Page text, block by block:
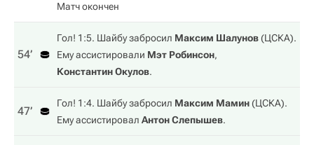
Матч окончен
54‎’‎
Гол! 1:5. Шайбу забросил Максим Шалунов(ЦСКА).
Ему ассистировали Мэт Робинсон,
Константин Окулов.
47‎’‎
Гол! 1:4. Шайбу забросил Максим Мамин(ЦСКА).
Ему ассистировал Антон Слепышев.